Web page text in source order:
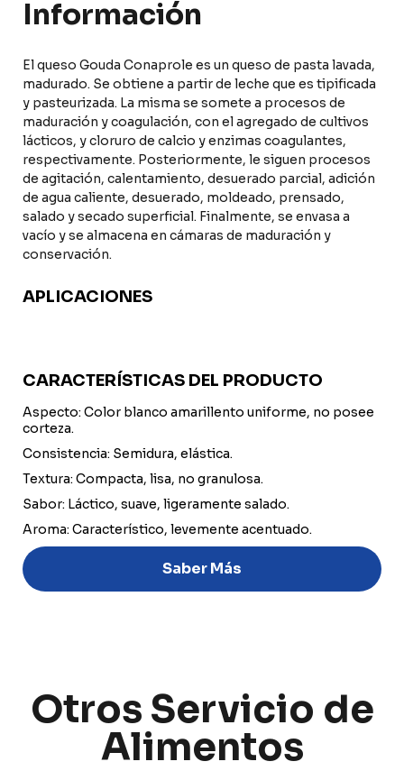
Información
El queso Gouda Conaprole es un queso de pasta lavada,
madurado. Se obtiene a partir de leche que es tipificada
y pasteurizada. La misma se somete a procesos de
maduración y coagulación, con el agregado de cultivos
lácticos, y cloruro de calcio y enzimas coagulantes,
respectivamente. Posteriormente, le siguen procesos
de agitación, calentamiento, desuerado parcial, adición
de agua caliente, desuerado, moldeado, prensado,
salado y secado superficial. Finalmente, se envasa a
vacío y se almacena en cámaras de maduración y
conservación.
APLICACIONES
CARACTERÍSTICAS DEL PRODUCTO
Aspecto: Color blanco amarillento uniforme, no posee
corteza.
Consistencia: Semidura, elástica.
Textura: Compacta, lisa, no granulosa.
Sabor: Láctico, suave, ligeramente salado.
Aroma: Característico, levemente acentuado.
Saber Más
Otros Servicio de
Alimentos
Discover
Uruguay
Food Service
Annual Report
Grass-fed